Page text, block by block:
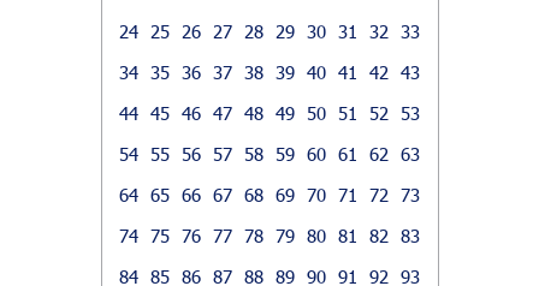
24
25 26 27 28 29 30 31 32
33
34 35 36 37 38 39 40 41 42
43
44 45 46 47 48 49 50 51 52
53
54 55 56 57 58 59 60 61 62
63
64 65 66 67 68 69 70 71 72
73
74 75 76 77 78 79 80 81 82
83
84 85 86 87 88 89 90 91 92
93